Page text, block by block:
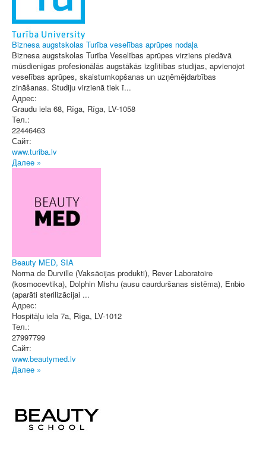
Biznesa augstskolas Turība veselības aprūpes nodaļa
Biznesa augstskolas Turība Veselības aprūpes virziens piedāvā
mūsdienīgas profesionālās augstākās izglītības studijas, apvienojot
veselības aprūpes, skaistumkopšanas un uzņēmējdarbības
zināšanas. Studiju virzienā tiek ī...
Адрес:
Graudu iela 68, Rīga, Rīga, LV-1058
Тел.:
22446463
Сайт:
www.turiba.lv
Далее »
Beauty MED, SIA
Norma de Durville (Vaksācijas produkti), Rever Laboratoire
(kosmocevtika), Dolphin Mishu (ausu caurduršanas sistēma), Enbio
(aparāti sterilizācijai ...
Адрес:
Hospitāļu iela 7a, Rīga, LV-1012
Тел.:
27997799
Сайт:
www.beautymed.lv
Далее »